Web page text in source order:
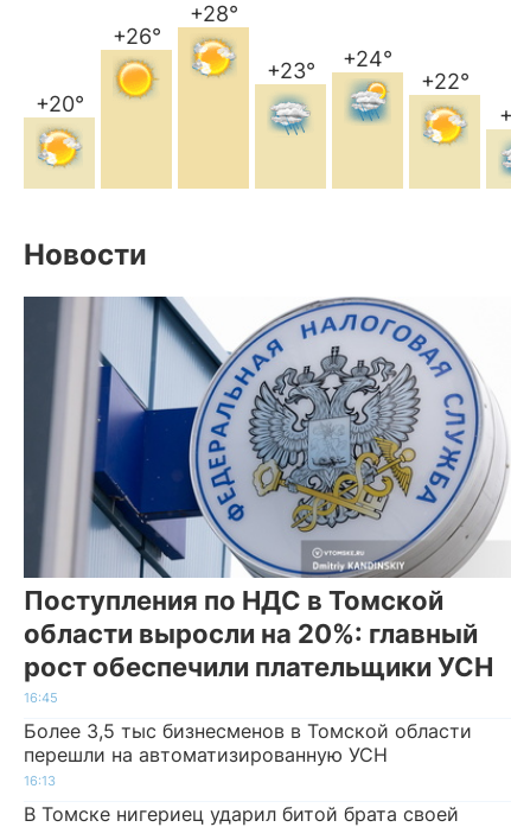
+20°
+26°
+28°
+23° +24°
+22°
Новости
Поступления по НДС в Томской
области выросли на 20%: главный
рост обеспечили плательщики УСН
16:45
Более 3,5 тыс бизнесменов в Томской области
перешли на автоматизированную УСН
16:13
В Томске нигериец ударил битой брата своей